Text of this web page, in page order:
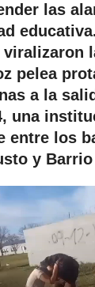
las
viralizaron
pelea
a la
una
entre los
y